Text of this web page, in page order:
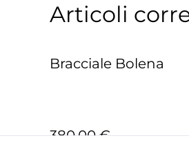
Articoli
Bracciale Bolena
380,00 €